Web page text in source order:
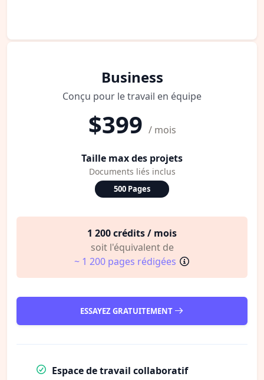
Business
Conçu pour le travail en équipe
$399 / mois
Taille max des projets
Documents liés inclus
500 Pages
1 200 crédits / mois
soit l'équivalent de
~ 1 200 pages rédigées
ESSAYEZ GRATUITEMENT
Espace de travail collaboratif